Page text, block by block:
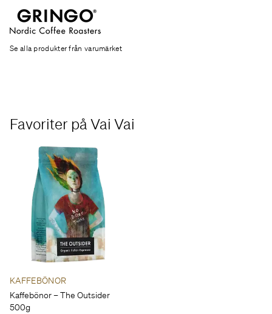
Se alla produkter från varumärket
Favoriter på Vai Vai
KAFFEBÖNOR
Kaffebönor – The Outsider
500g